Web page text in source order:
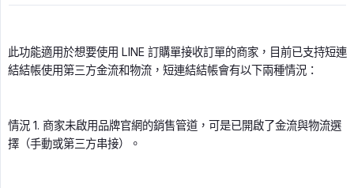
此功能適用於想要使用 LINE 訂購單接收訂單的商家，目前已支持短連
結結帳使用第三方金流和物流，短連結結帳會有以下兩種情況：
情況 1. 商家未啟用品牌官網的銷售管道，可是已開啟了金流與物流選
擇（手動或第三方串接）。